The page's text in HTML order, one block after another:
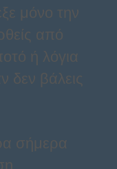
μόνο την
από
ή λόγια
δεν βάλεις
σήμερα